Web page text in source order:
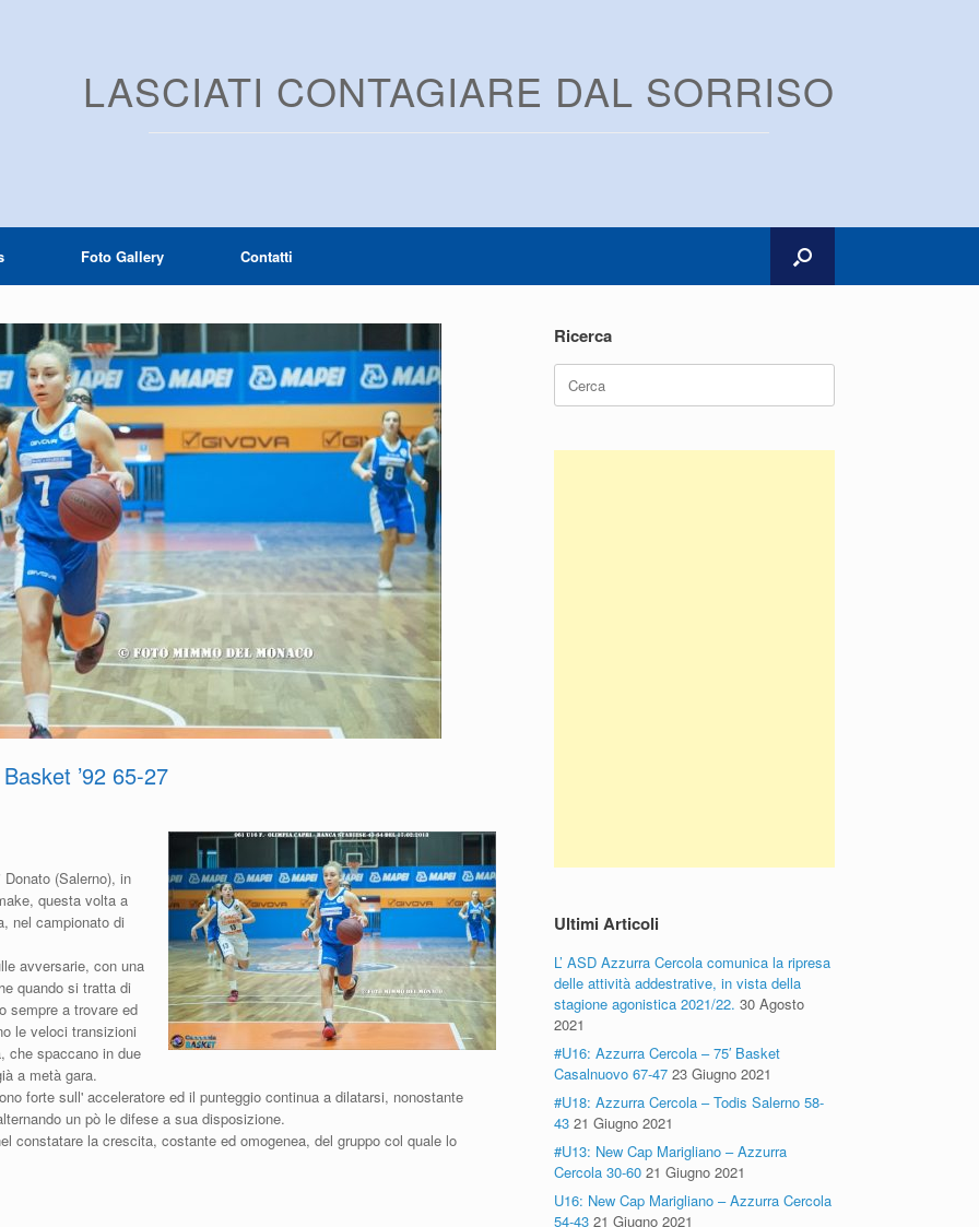
LASCIATI CONTAGIARE DAL SORRISO
Foto Gallery Contatti
’92 65-27
(Salerno), in
questa volta a
nel campionato di
avversarie, con una
quando si tratta di
sempre a trovare ed
le veloci transizioni
che spaccano in due
a metà gara.
forte sull' acceleratore ed il punteggio continua a dilatarsi, nonostante
un pò le difese a sua disposizione.
constatare la crescita, costante ed omogenea, del gruppo col quale lo
Ricerca
Ricerca
per:
Ultimi Articoli
L’ ASD Azzurra Cercola comunica la ripresa
delle attività addestrative, in vista della
stagione agonistica 2021/22. 30 Agosto
2021
#U16: Azzurra Cercola – 75′ Basket
Casalnuovo 67-47 23 Giugno 2021
#U18: Azzurra Cercola – Todis Salerno 58-
43 21 Giugno 2021
#U13: New Cap Marigliano – Azzurra
Cercola 30-60 21 Giugno 2021
U16: New Cap Marigliano – Azzurra Cercola
54-43 21 Giugno 2021